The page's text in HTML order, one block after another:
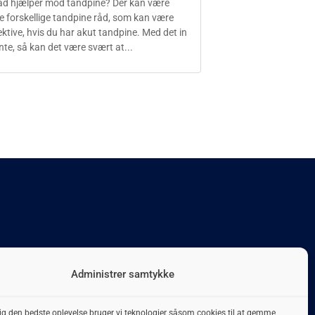
Administrer samtykke
den bedste oplevelse bruger vi teknologier såsom cookies til at gemme
hjælper mod tandpine? Der kan være
forskellige tandpine råd, som kan være
hvis du har akut tandpine. Med det in
så kan det være svært at...